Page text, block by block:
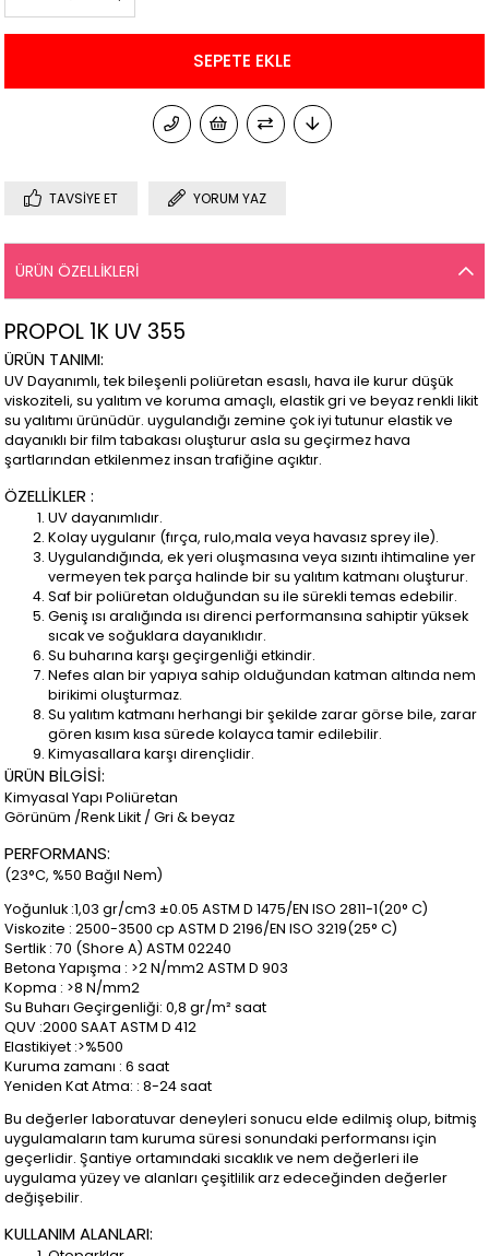
TAVSIYE ET YORUM YAZ
ÜRÜN ÖZELLIKLERI
PROPOL 1K UV 355
ÜRÜN TANIMI:
UV Dayanımlı, tek bileşenli poliüretan esaslı, hava ile kurur düşük
viskoziteli, su yalıtım ve koruma amaçlı, elastik gri ve beyaz renkli likit
su yalıtımı ürünüdür. uygulandığı zemine çok iyi tutunur elastik ve
dayanıklı bir film tabakası oluşturur asla su geçirmez hava
şartlarından etkilenmez insan trafiğine açıktır.
ÖZELLİKLER :
UV dayanımlıdır.
Kolay uygulanır (fırça, rulo,mala veya havasız sprey ile).
Uygulandığında, ek yeri oluşmasına veya sızıntı ihtimaline yer
vermeyen tek parça halinde bir su yalıtım katmanı oluşturur.
Saf bir poliüretan olduğundan su ile sürekli temas edebilir.
Geniş ısı aralığında ısı direnci performansına sahiptir yüksek
sıcak ve soğuklara dayanıklıdır.
Su buharına karşı geçirgenliği etkindir.
Nefes alan bir yapıya sahip olduğundan katman altında nem
birikimi oluşturmaz.
Su yalıtım katmanı herhangi bir şekilde zarar görse bile, zarar
gören kısım kısa sürede kolayca tamir edilebilir.
Kimyasallara karşı dirençlidir.
ÜRÜN BİLGİSİ:
Kimyasal Yapı Poliüretan
Görünüm /Renk Likit / Gri & beyaz
PERFORMANS:
(23°C, %50 Bağıl Nem)
Yoğunluk :1,03 gr/cm3 ±0.05 ASTM D 1475/EN ISO 2811-1(20° C)
Viskozite : 2500-3500 cp ASTM D 2196/EN ISO 3219(25° C)
Sertlik : 70 (Shore A) ASTM 02240
Betona Yapışma : >2 N/mm2 ASTM D 903
Kopma : >8 N/mm2
Su Buharı Geçirgenliği: 0,8 gr/m² saat
QUV :2000 SAAT ASTM D 412
Elastikiyet :>%500
Kuruma zamanı : 6 saat
Yeniden Kat Atma: : 8-24 saat
Bu değerler laboratuvar deneyleri sonucu elde edilmiş olup, bitmiş
uygulamaların tam kuruma süresi sonundaki performansı için
geçerlidir. Şantiye ortamındaki sıcaklık ve nem değerleri ile
uygulama yüzey ve alanları çeşitlilik arz edeceğinden değerler
değişebilir.
KULLANIM ALANLARI: